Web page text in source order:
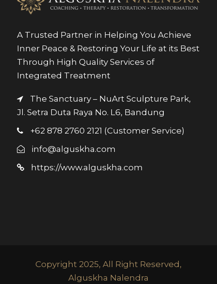
A Trusted Partner in Helping You Achieve
Inner Peace & Restoring Your Life at its Best
Through High Quality Services of
Integrated Treatment
The Sanctuary – NuArt Sculpture Park,
Jl. Setra Duta Raya No. L6, Bandung
+62 878 2760 2121 (Customer Service)
info@alguskha.com
https://www.alguskha.com
Copyright 2025, All Right Reserved,
Alguskha Nalendra